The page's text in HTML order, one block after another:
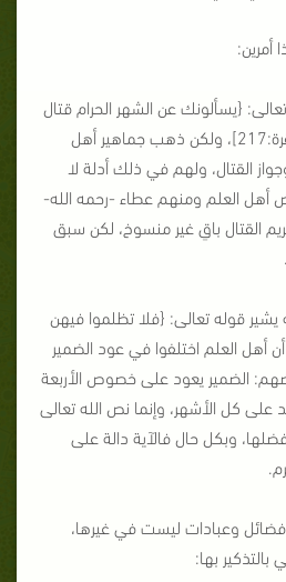
أمرين:
{يسألونك عن الشهر الحرام قتال
فيه قل قتال فيه كبير} [البقرة:217]، ولكن ذهب جماهير أهل
القتال، ولهم في ذلك أدلة لا
العلم ومنهم عطاء -رحمه الله-
القتال باقِ غير منسوخ، لكن سبق
يشير قوله تعالى: {فلا تظلموا فيهن
36] على أن أهل العلم اختلفوا في عود الضمير
الضمير يعود على خصوص الأربعة
على كل الأشهر، وإنما نص الله تعالى
وبكل حال فالآية دالة على
وعبادات ليست في غيرها،
بها: